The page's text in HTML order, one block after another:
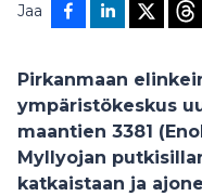
Jaa
Pirkanmaan
ympäristökeskus
maantien 3381
Myllyojan
katkaistaan ja